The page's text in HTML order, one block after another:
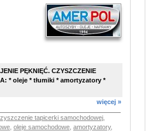
PĘKNIĘĆ. CZYSZCZENIE
* oleje * tłumiki * amortyzatory *
więcej »
tapicerki samochodowej
oleje samochodowe amortyzatory,